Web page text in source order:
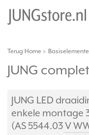
Terug Home
JUNG
JUNG LED
enkele montage
(AS 5544.03 V